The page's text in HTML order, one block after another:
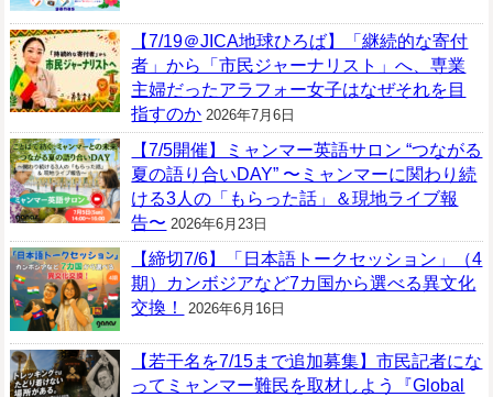
【7/19＠JICA地球ひろば】「継続的な寄付
者」から「市民ジャーナリスト」へ、専業
主婦だったアラフォー女子はなぜそれを目
指すのか 2026年7月6日
【7/5開催】ミャンマー英語サロン “つながる
夏の語り合いDAY” 〜ミャンマーに関わり続
ける3人の「もらった話」＆現地ライブ報
告〜 2026年6月23日
【締切7/6】「日本語トークセッション」（4
期）カンボジアなど7カ国から選べる異文化
交換！
2026年6月16日
【若干名を7/15まで追加募集】市民記者にな
ってミャンマー難民を取材しよう『Global